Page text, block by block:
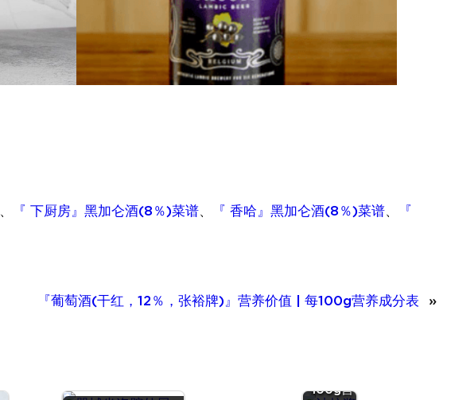
、 『 下厨房』黑加仑酒(8％)菜谱、 『 香哈』黑加仑酒(8％)菜谱、
『
『葡萄酒(干红，12％，张裕牌)』营养价值 | 每100g营养成分表 »
100g营